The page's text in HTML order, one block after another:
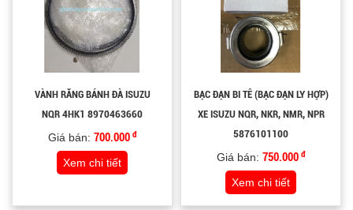
VÀNH RĂNG BÁNH ĐÀ ISUZU
NQR 4HK1 8970463660
Giá bán: 700.000 đ
Xem chi tiết
BẠC ĐẠN BI TÊ (BẠC ĐẠN LY HỢP)
XE ISUZU NQR, NKR, NMR, NPR
5876101100
Giá bán: 750.000 đ
Xem chi tiết